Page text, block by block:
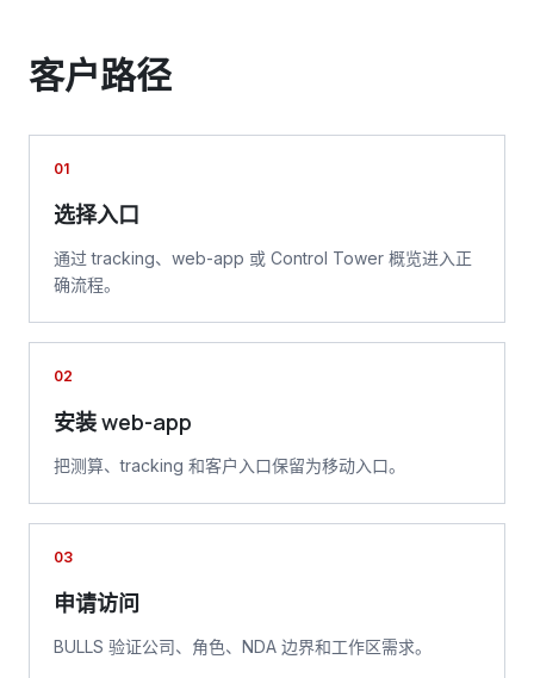
客户路径
01
选择入口
通过 tracking、web-app 或 Control Tower 概览进入正
确流程。
02
安装 web-app
把测算、tracking 和客户入口保留为移动入口。
03
申请访问
BULLS 验证公司、角色、NDA 边界和工作区需求。